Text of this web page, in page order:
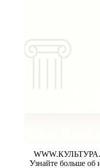
Узнайте больше об